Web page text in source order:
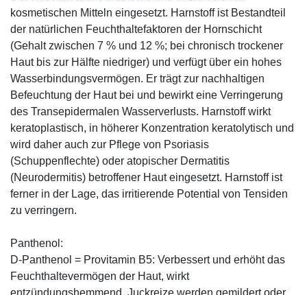
kosmetischen Mitteln eingesetzt. Harnstoff ist Bestandteil
der natürlichen Feuchthaltefaktoren der Hornschicht
(Gehalt zwischen 7 % und 12 %; bei chronisch trockener
Haut bis zur Hälfte niedriger) und verfügt über ein hohes
Wasserbindungsvermögen. Er trägt zur nachhaltigen
Befeuchtung der Haut bei und bewirkt eine Verringerung
des Transepidermalen Wasserverlusts. Harnstoff wirkt
keratoplastisch, in höherer Konzentration keratolytisch und
wird daher auch zur Pflege von Psoriasis
(Schuppenflechte) oder atopischer Dermatitis
(Neurodermitis) betroffener Haut eingesetzt. Harnstoff ist
ferner in der Lage, das irritierende Potential von Tensiden
zu verringern.
Panthenol:
D-Panthenol = Provitamin B5: Verbessert und erhöht das
Feuchthaltevermögen der Haut, wirkt
entzündungshemmend, Juckreize werden gemildert oder